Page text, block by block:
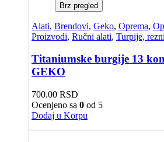
Brz pregled
Alati, Brendovi, Geko, Oprema,
Proizvodi, Ručni alati, Turpije,
Titaniumske burgije 13
GEKO
700.00 RSD
Ocenjeno sa 0 od 5
Dodaj u Korpu